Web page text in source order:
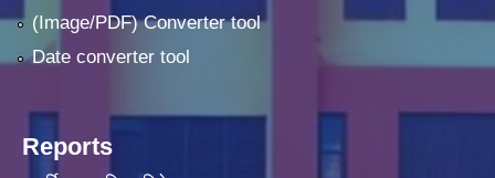
(Image/PDF) Converter tool
Date converter tool
Reports